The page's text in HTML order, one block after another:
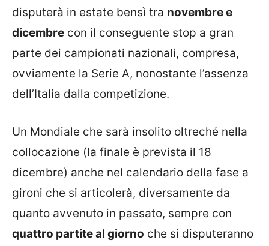
disputerà in estate bensì tra novembre e
dicembre con il conseguente stop a gran
parte dei campionati nazionali, compresa,
ovviamente la Serie A, nonostante l’assenza
dell’Italia dalla competizione.
Un Mondiale che sarà insolito oltreché nella
collocazione (la finale è prevista il 18
dicembre) anche nel calendario della fase a
gironi che si articolerà, diversamente da
quanto avvenuto in passato, sempre con
quattro partite al giorno che si disputeranno